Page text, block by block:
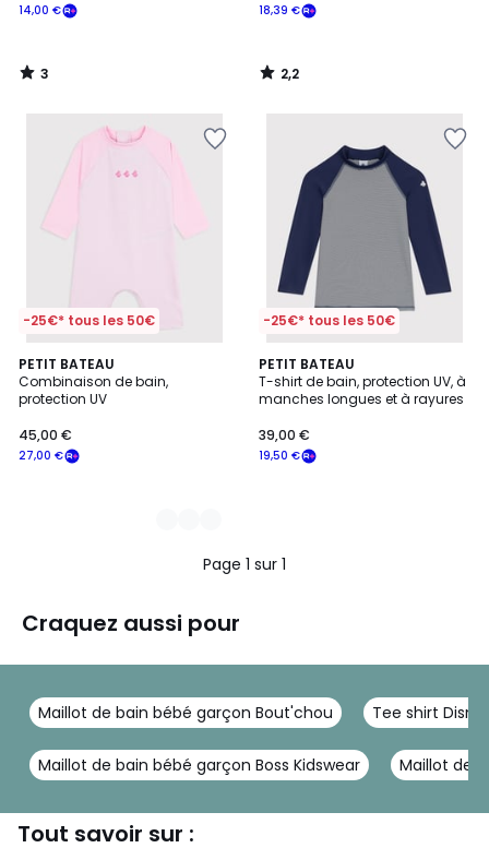
14,00 €
3
/
18,39 €
2,2
/
-25€* tous les 50€
PETIT BATEAU
Combinaison de bain,
protection UV
27,00 €
45,00 €
2
Couleurs
-25€* tous les 50€
PETIT BATEAU
T-shirt de bain, protection UV, à
manches longues et à rayures
19,50 €
39,00 €
Page 1 sur 1
Craquez aussi pour
Maillot de bain bébé garçon Bout'chou Tee shirt
Maillot de bain bébé garçon Boss Kidswear Maillot de
Tout savoir sur :